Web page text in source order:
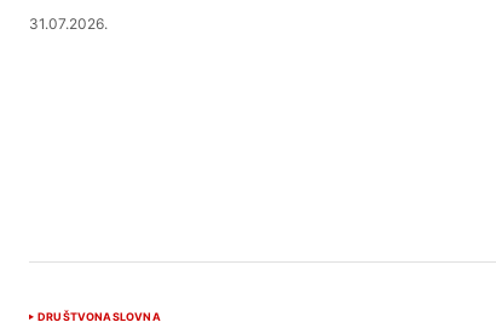
31.07.2026.
DRUŠTVONASLOVNA